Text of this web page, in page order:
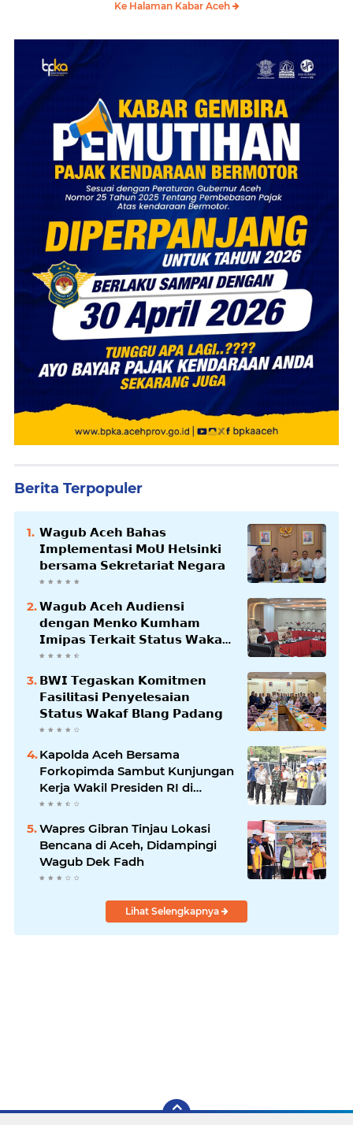
Ke Halaman Kabar Aceh
Berita Terpopuler
𝗪𝗮𝗴𝘂𝗯 𝗔𝗰𝗲𝗵 𝗕𝗮𝗵𝗮𝘀
𝗜𝗺𝗽𝗹𝗲𝗺𝗲𝗻𝘁𝗮𝘀𝗶 𝗠𝗼𝗨 𝗛𝗲𝗹𝘀𝗶𝗻𝗸𝗶
𝗯𝗲𝗿𝘀𝗮𝗺𝗮 𝗦𝗲𝗸𝗿𝗲𝘁𝗮𝗿𝗶𝗮𝘁 𝗡𝗲𝗴𝗮𝗿𝗮
𝗪𝗮𝗴𝘂𝗯 𝗔𝗰𝗲𝗵 𝗔𝘂𝗱𝗶𝗲𝗻𝘀𝗶
𝗱𝗲𝗻𝗴𝗮𝗻 𝗠𝗲𝗻𝗸𝗼 𝗞𝘂𝗺𝗵𝗮𝗺
𝗜𝗺𝗶𝗽𝗮𝘀 𝗧𝗲𝗿𝗸𝗮𝗶𝘁 𝗦𝘁𝗮𝘁𝘂𝘀 𝗪𝗮𝗸𝗮𝗳
𝗕𝗹𝗮𝗻𝗴𝗽𝗮𝗱𝗮𝗻𝗴
𝗕𝗪𝗜 𝗧𝗲𝗴𝗮𝘀𝗸𝗮𝗻 𝗞𝗼𝗺𝗶𝘁𝗺𝗲𝗻
𝗙𝗮𝘀𝗶𝗹𝗶𝘁𝗮𝘀𝗶 𝗣𝗲𝗻𝘆𝗲𝗹𝗲𝘀𝗮𝗶𝗮𝗻
𝗦𝘁𝗮𝘁𝘂𝘀 𝗪𝗮𝗸𝗮𝗳 𝗕𝗹𝗮𝗻𝗴 𝗣𝗮𝗱𝗮𝗻𝗴
Kapolda Aceh Bersama
Forkopimda Sambut Kunjungan
Kerja Wakil Presiden RI di
Kabupaten Bireuen
Wapres Gibran Tinjau Lokasi
Bencana di Aceh, Didampingi
Wagub Dek Fadh
Lihat Selengkapnya